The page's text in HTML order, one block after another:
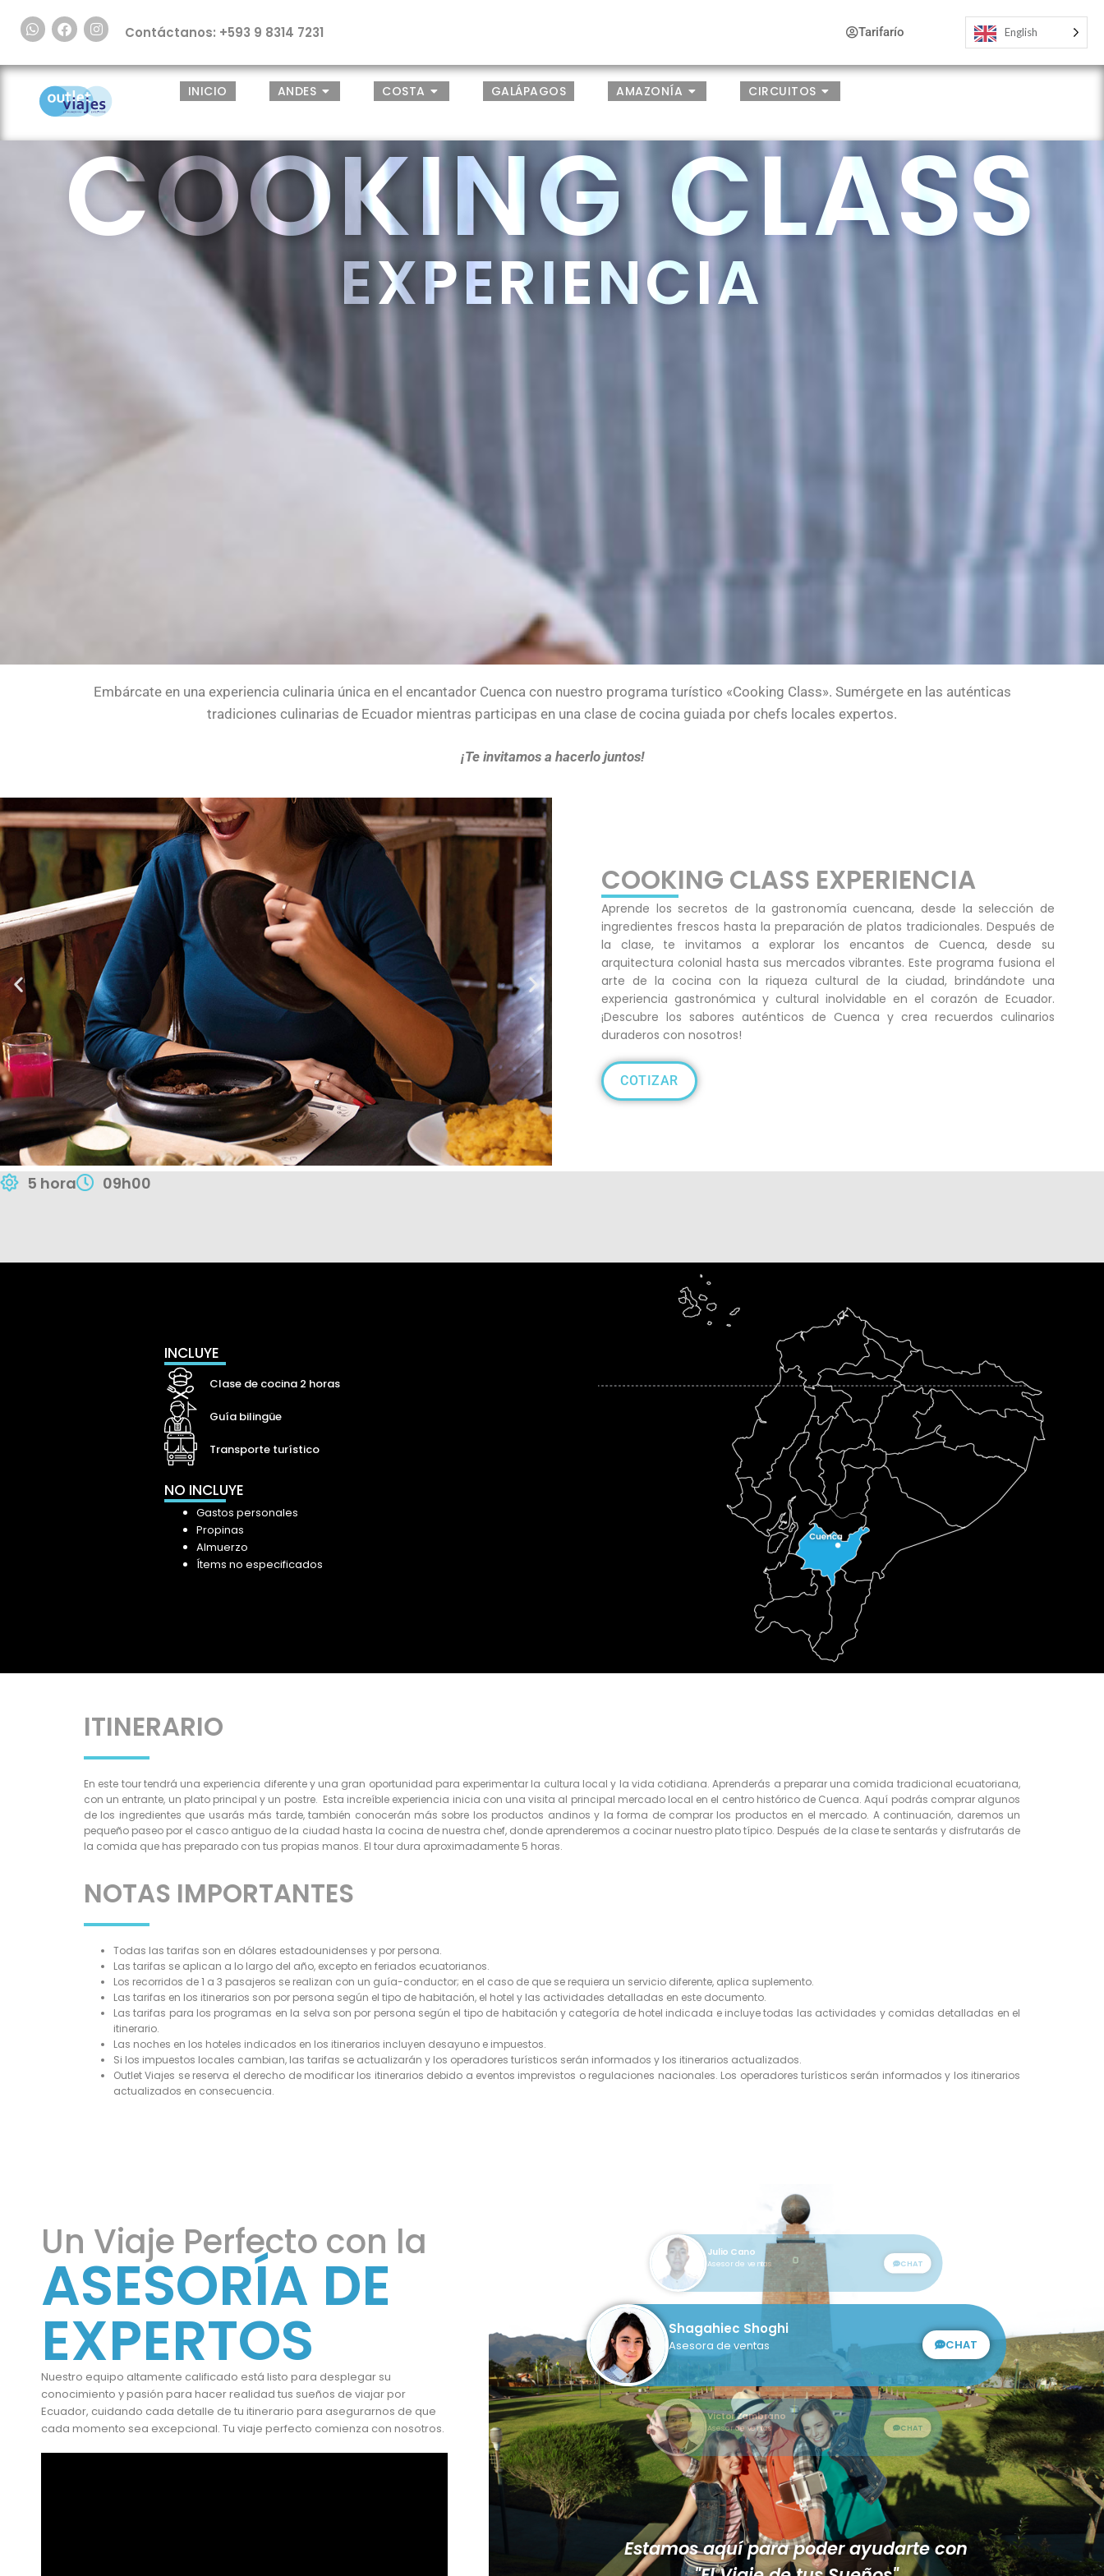
Contáctanos: +593 9 8314 7231 Tarifarío English
INICIO ANDES COSTA GALÁPAGOS AMAZONÍA CIRCUITOS
COOKING CLASS
EXPERIENCIA
Embárcate en una experiencia culinaria única en el encantador Cuenca con nuestro programa turístico «Cooking Class». Sumérgete en las auténticas
tradiciones culinarias de Ecuador mientras participas en una clase de cocina guiada por chefs locales expertos.
¡Te invitamos a hacerlo juntos!
COOKING CLASS EXPERIENCIA
Aprende los secretos de la gastronomía cuencana, desde la selección de
ingredientes frescos hasta la preparación de platos tradicionales. Después de
la clase, te invitamos a explorar los encantos de Cuenca, desde su
arquitectura colonial hasta sus mercados vibrantes. Este programa fusiona el
arte de la cocina con la riqueza cultural de la ciudad, brindándote una
experiencia gastronómica y cultural inolvidable en el corazón de Ecuador.
¡Descubre los sabores auténticos de Cuenca y crea recuerdos culinarios
duraderos con nosotros!
COTIZAR
5 hora 09h00
INCLUYE
Clase de cocina 2 horas
Guía bilingüe
Transporte turístico
NO INCLUYE
Gastos personales
Propinas
Almuerzo
Ítems no especificados
ITINERARIO
En este tour tendrá una experiencia diferente y una gran oportunidad para experimentar la cultura local y la vida cotidiana. Aprenderás a preparar una comida tradicional ecuatoriana,
con un entrante, un plato principal y un postre. Esta increíble experiencia inicia con una visita al principal mercado local en el centro histórico de Cuenca. Aquí podrás comprar algunos
de los ingredientes que usarás más tarde, también conocerán más sobre los productos andinos y la forma de comprar los productos en el mercado. A continuación, daremos un
pequeño paseo por el casco antiguo de la ciudad hasta la cocina de nuestra chef, donde aprenderemos a cocinar nuestro plato típico. Después de la clase te sentarás y disfrutarás de
la comida que has preparado con tus propias manos. El tour dura aproximadamente 5 horas.
NOTAS IMPORTANTES
Todas las tarifas son en dólares estadounidenses y por persona.
Las tarifas se aplican a lo largo del año, excepto en feriados ecuatorianos.
Los recorridos de 1 a 3 pasajeros se realizan con un guía-conductor; en el caso de que se requiera un servicio diferente, aplica suplemento.
Las tarifas en los itinerarios son por persona según el tipo de habitación, el hotel y las actividades detalladas en este documento.
Las tarifas para los programas en la selva son por persona según el tipo de habitación y categoría de hotel indicada e incluye todas las actividades y comidas detalladas en el
itinerario.
Las noches en los hoteles indicados en los itinerarios incluyen desayuno e impuestos.
Si los impuestos locales cambian, las tarifas se actualizarán y los operadores turísticos serán informados y los itinerarios actualizados.
Outlet Viajes se reserva el derecho de modificar los itinerarios debido a eventos imprevistos o regulaciones nacionales. Los operadores turísticos serán informados y los itinerarios
actualizados en consecuencia.
Un Viaje Perfecto con la
ASESORÍA DE
EXPERTOS
Nuestro equipo altamente calificado está listo para desplegar su
conocimiento y pasión para hacer realidad tus sueños de viajar por
Ecuador, cuidando cada detalle de tu itinerario para asegurarnos de que
cada momento sea excepcional. Tu viaje perfecto comienza con nosotros.
Julio Cano
Asesor de ventas CHAT
Shagahiec Shoghi
Asesora de ventas CHAT
Victor Zambrano
Asesor de ventas CHAT
Estamos aquí para poder ayudarte con